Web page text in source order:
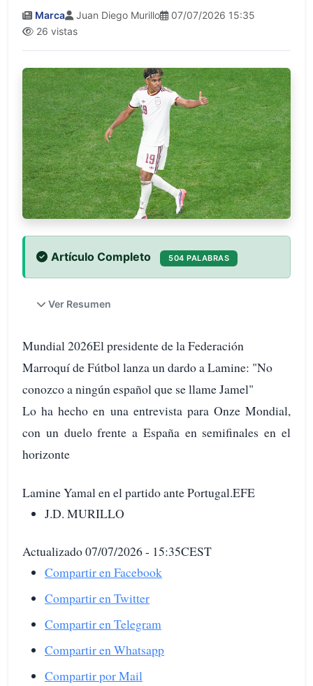
Marca Juan Diego Murillo
07/07/2026 15:35
26 vistas
Artículo Completo 504 PALABRAS
Ver Resumen
Mundial 2026El presidente de la Federación
Marroquí de Fútbol lanza un dardo a Lamine: "No
conozco a ningún español que se llame Jamel"
Lo ha hecho en una entrevista para Onze Mondial,
con un duelo frente a España en semifinales en el
horizonte
Lamine Yamal en el partido ante Portugal.EFE
J.D. MURILLO
Actualizado 07/07/2026 - 15:35CEST
Compartir en Facebook
Compartir en Twitter
Compartir en Telegram
Compartir en Whatsapp
Compartir por Mail